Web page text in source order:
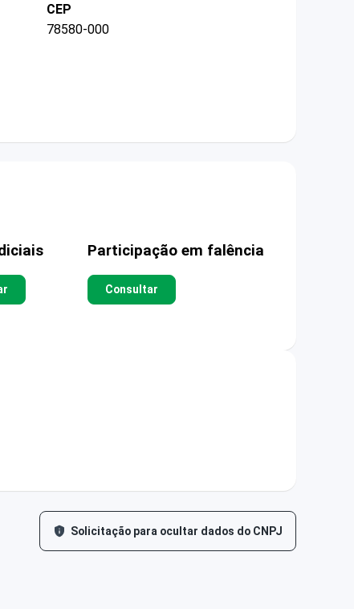
CEP
78580-000
Participação em falência
Consultar
Solicitação para ocultar dados do CNPJ